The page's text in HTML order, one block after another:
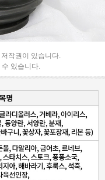
작권이 있습니다.
있습니다.